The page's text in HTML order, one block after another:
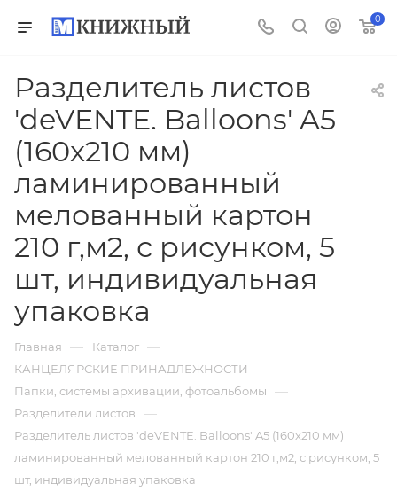
0
Разделитель листов
'deVENTE. Balloons' A5
(160x210 мм)
ламинированный
мелованный картон
210 г,м2, с рисунком, 5
шт, индивидуальная
упаковка
Главная — Каталог —
КАНЦЕЛЯРСКИЕ ПРИНАДЛЕЖНОСТИ —
Папки, системы архивации, фотоальбомы —
Разделители листов —
Разделитель листов 'deVENTE. Balloons' A5 (160x210 мм)
ламинированный мелованный картон 210 г,м2, с рисунком, 5
шт, индивидуальная упаковка